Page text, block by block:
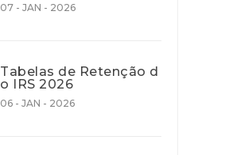
07 - JAN - 2026
Tabelas de Retenção d
o IRS 2026
06 - JAN - 2026